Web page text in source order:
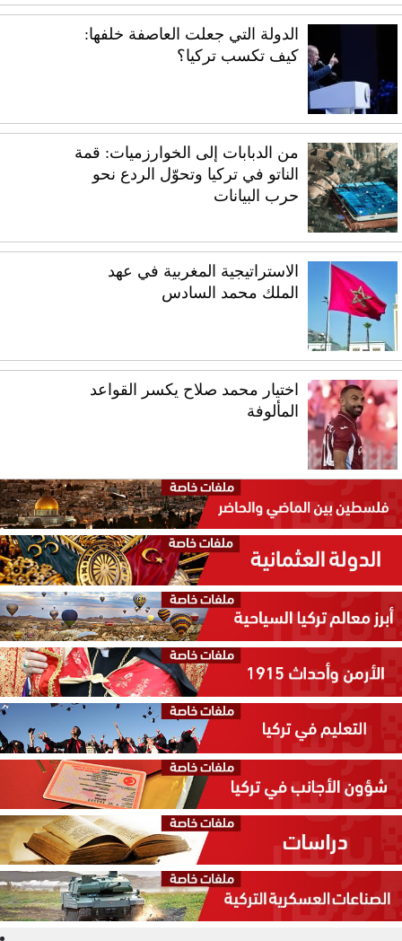
الدولة التي جعلت العاصفة خلفها:
كيف تكسب تركيا؟
من الدبابات إلى الخوارزميات: قمة
الناتو في تركيا وتحوّل الردع نحو
حرب البيانات
الاستراتيجية المغربية في عهد
الملك محمد السادس
اختيار محمد صلاح يكسر القواعد
المألوفة